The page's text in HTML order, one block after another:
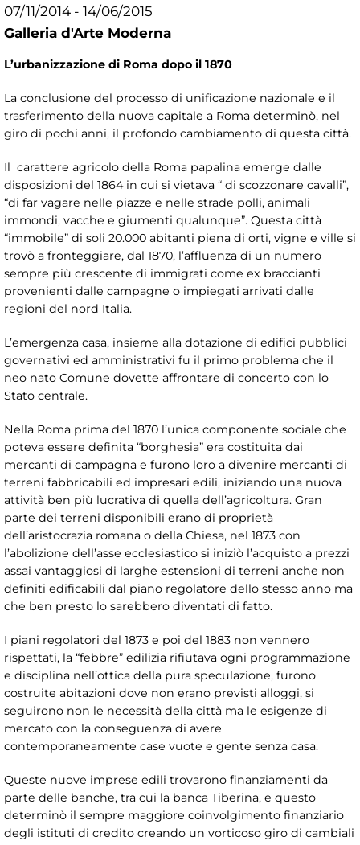
07/11/2014 - 14/06/2015
Galleria d'Arte Moderna
L’urbanizzazione di Roma dopo il 1870
La conclusione del processo di unificazione nazionale e il
trasferimento della nuova capitale a Roma determinò, nel
giro di pochi anni, il profondo cambiamento di questa città.
Il carattere agricolo della Roma papalina emerge dalle
disposizioni del 1864 in cui si vietava “ di scozzonare cavalli”,
“di far vagare nelle piazze e nelle strade polli, animali
immondi, vacche e giumenti qualunque”. Questa città
“immobile” di soli 20.000 abitanti piena di orti, vigne e ville si
trovò a fronteggiare, dal 1870, l’affluenza di un numero
sempre più crescente di immigrati come ex braccianti
provenienti dalle campagne o impiegati arrivati dalle
regioni del nord Italia.
L’emergenza casa, insieme alla dotazione di edifici pubblici
governativi ed amministrativi fu il primo problema che il
neo nato Comune dovette affrontare di concerto con lo
Stato centrale.
Nella Roma prima del 1870 l’unica componente sociale che
poteva essere definita “borghesia” era costituita dai
mercanti di campagna e furono loro a divenire mercanti di
terreni fabbricabili ed impresari edili, iniziando una nuova
attività ben più lucrativa di quella dell’agricoltura. Gran
parte dei terreni disponibili erano di proprietà
dell’aristocrazia romana o della Chiesa, nel 1873 con
l’abolizione dell’asse ecclesiastico si iniziò l’acquisto a prezzi
assai vantaggiosi di larghe estensioni di terreni anche non
definiti edificabili dal piano regolatore dello stesso anno ma
che ben presto lo sarebbero diventati di fatto.
I piani regolatori del 1873 e poi del 1883 non vennero
rispettati, la “febbre” edilizia rifiutava ogni programmazione
e disciplina nell’ottica della pura speculazione, furono
costruite abitazioni dove non erano previsti alloggi, si
seguirono non le necessità della città ma le esigenze di
mercato con la conseguenza di avere
contemporaneamente case vuote e gente senza casa.
Queste nuove imprese edili trovarono finanziamenti da
parte delle banche, tra cui la banca Tiberina, e questo
determinò il sempre maggiore coinvolgimento finanziario
degli istituti di credito creando un vorticoso giro di cambiali